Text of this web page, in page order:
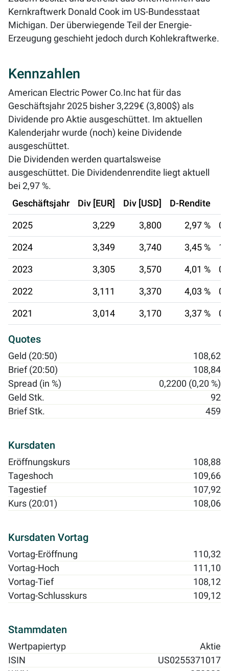
Kernkraftwerk Donald Cook im US-Bundesstaat
Michigan. Der überwiegende Teil der Energie-
Erzeugung geschieht jedoch durch Kohlekraftwerke.
Kennzahlen
American Electric Power Co.Inc hat für das
Geschäftsjahr 2025 bisher 3,229€ (3,800$) als
Dividende pro Aktie ausgeschüttet. Im aktuellen
Kalenderjahr wurde (noch) keine Dividende
ausgeschüttet.
Die Dividenden werden quartalsweise
ausgeschüttet. Die Dividendenrendite liegt aktuell
bei 2,97 %.
Geschäftsjahr
Div [EUR] Div [USD] D-Rendite
2025 3,229 3,800 2,97 %
2024 3,349 3,740 3,45 %
2023 3,305 3,570 4,01 %
2022 3,111 3,370 4,03 %
2021 3,014 3,170 3,37 %
Quotes
Geld (20:50)
108,62
Brief (20:50)
108,84
Spread (in %)
0,2200 (0,20 %)
Geld Stk.
92
Brief Stk.
459
Kursdaten
Eröffnungskurs
108,88
Tageshoch
109,66
Tagestief
107,92
Kurs (20:01)
108,06
Kursdaten Vortag
Vortag-Eröffnung
110,32
Vortag-Hoch
111,10
Vortag-Tief
108,12
Vortag-Schlusskurs
109,12
Stammdaten
Wertpapiertyp
Aktie
ISIN
US0255371017